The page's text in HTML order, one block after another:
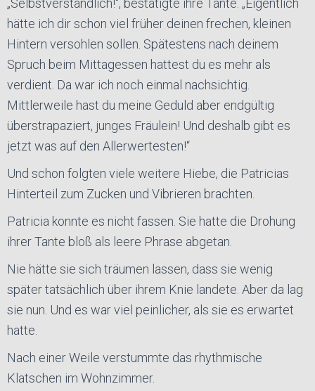
„Selbstverständlich!“, bestätigte ihre Tante. „Eigentlich
hätte ich dir schon viel früher deinen frechen, kleinen
Hintern versohlen sollen. Spätestens nach deinem
Spruch beim Mittagessen hattest du es mehr als
verdient. Da war ich noch einmal nachsichtig.
Mittlerweile hast du meine Geduld aber endgültig
überstrapaziert, junges Fräulein! Und deshalb gibt es
jetzt was auf den Allerwertesten!“
Und schon folgten viele weitere Hiebe, die Patricias
Hinterteil zum Zucken und Vibrieren brachten.
Patricia konnte es nicht fassen. Sie hatte die Drohung
ihrer Tante bloß als leere Phrase abgetan.
Nie hätte sie sich träumen lassen, dass sie wenig
später tatsächlich über ihrem Knie landete. Aber da lag
sie nun. Und es war viel peinlicher, als sie es erwartet
hatte.
Nach einer Weile verstummte das rhythmische
Klatschen im Wohnzimmer.